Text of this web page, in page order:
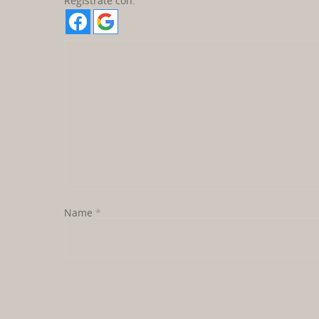
Name *